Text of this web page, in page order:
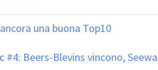
una buona Top10
#4: Beers-Blevins vincono,